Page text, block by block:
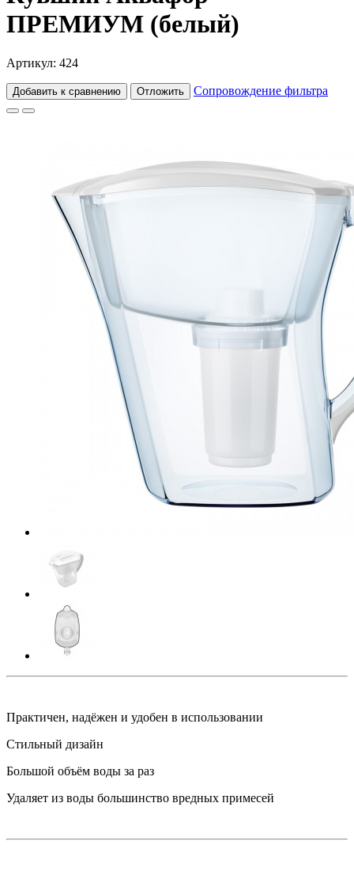
ПРЕМИУМ (белый)
Артикул: 424
Добавить к сравнению Отложить Сопровождение фильтра
Практичен, надёжен и удобен в использовании
Стильный дизайн
Большой объём воды за раз
Удаляет из воды большинство вредных примесей